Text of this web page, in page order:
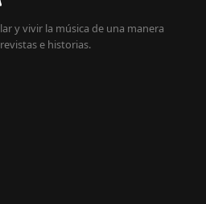
y vivir la música de una manera
e historias.